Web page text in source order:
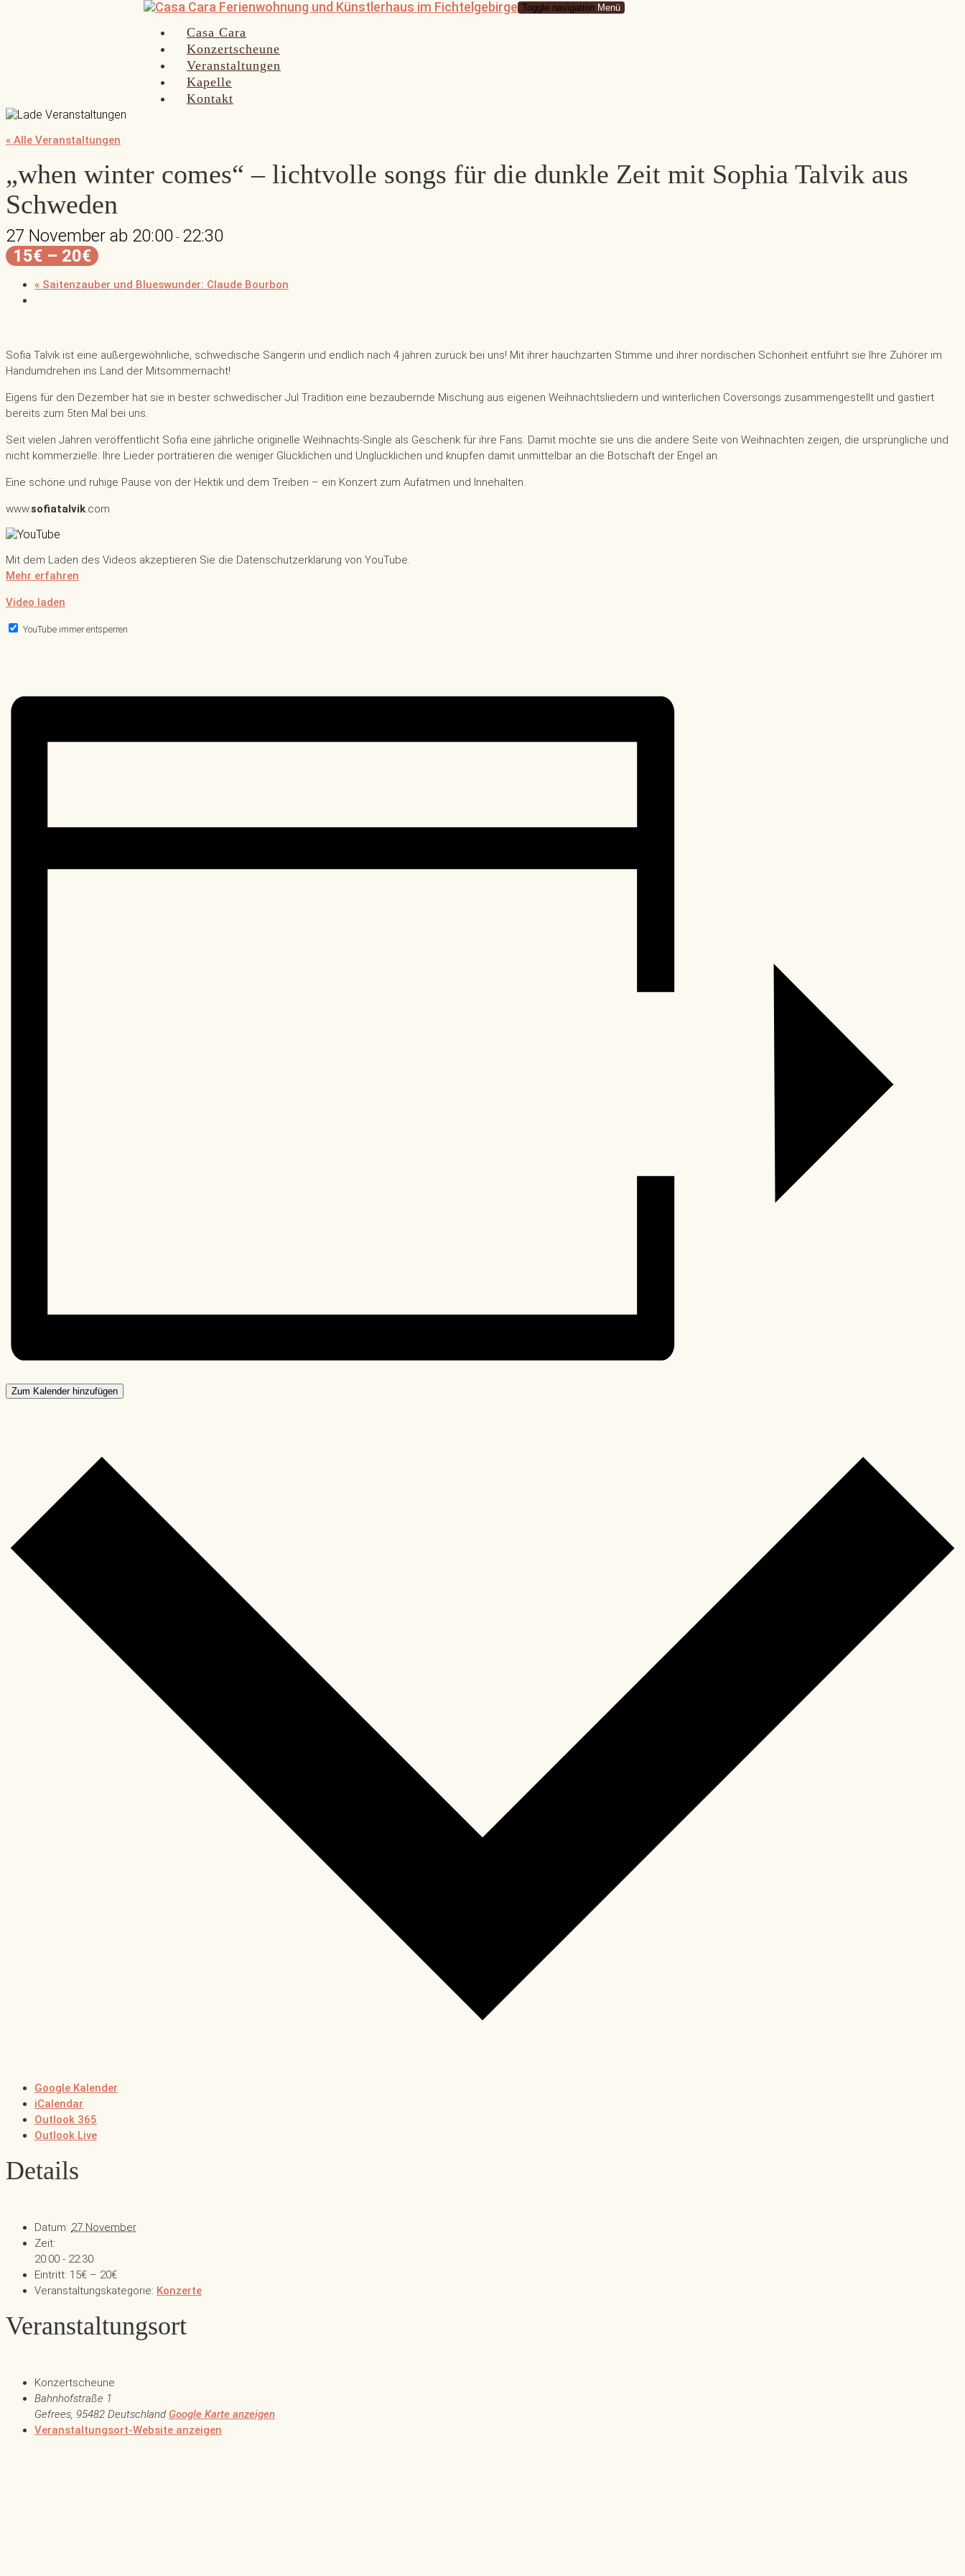
Toggle navigation Menü
Casa Cara
Konzertscheune
Veranstaltungen
Kapelle
Kontakt
« Alle Veranstaltungen
„when winter comes“ – lichtvolle songs für die dunkle Zeit mit Sophia Talvik aus
Schweden
27 November ab 20:00 - 22:30
15€ – 20€
« Saitenzauber und Blueswunder: Claude Bourbon
Sofia Talvik ist eine außergewöhnliche, schwedische Sängerin und endlich nach 4 jahren zurück bei uns! Mit ihrer hauchzarten Stimme und ihrer nordischen Schönheit entführt sie Ihre Zuhörer im
Handumdrehen ins Land der Mitsommernacht!
Eigens für den Dezember hat sie in bester schwedischer Jul Tradition eine bezaubernde Mischung aus eigenen Weihnachtsliedern und winterlichen Coversongs zusammengestellt und gastiert
bereits zum 5ten Mal bei uns.
Seit vielen Jahren veröffentlicht Sofia eine jährliche originelle Weihnachts-Single als Geschenk für ihre Fans. Damit möchte sie uns die andere Seite von Weihnachten zeigen, die ursprüngliche und
nicht kommerzielle. Ihre Lieder porträtieren die weniger Glücklichen und Unglücklichen und knüpfen damit unmittelbar an die Botschaft der Engel an.
Eine schöne und ruhige Pause von der Hektik und dem Treiben – ein Konzert zum Aufatmen und Innehalten.
www.sofiatalvik.com
Mit dem Laden des Videos akzeptieren Sie die Datenschutzerklärung von YouTube.
Mehr erfahren
Video laden
YouTube immer entsperren
Zum Kalender hinzufügen
Google Kalender
iCalendar
Outlook 365
Outlook Live
Details
Datum: 27 November
Zeit:
20:00 - 22:30
Eintritt: 15€ – 20€
Veranstaltungskategorie: Konzerte
Veranstaltungsort
Konzertscheune
Bahnhofstraße 1
Gefrees, 95482 Deutschland Google Karte anzeigen
Veranstaltungsort-Website anzeigen